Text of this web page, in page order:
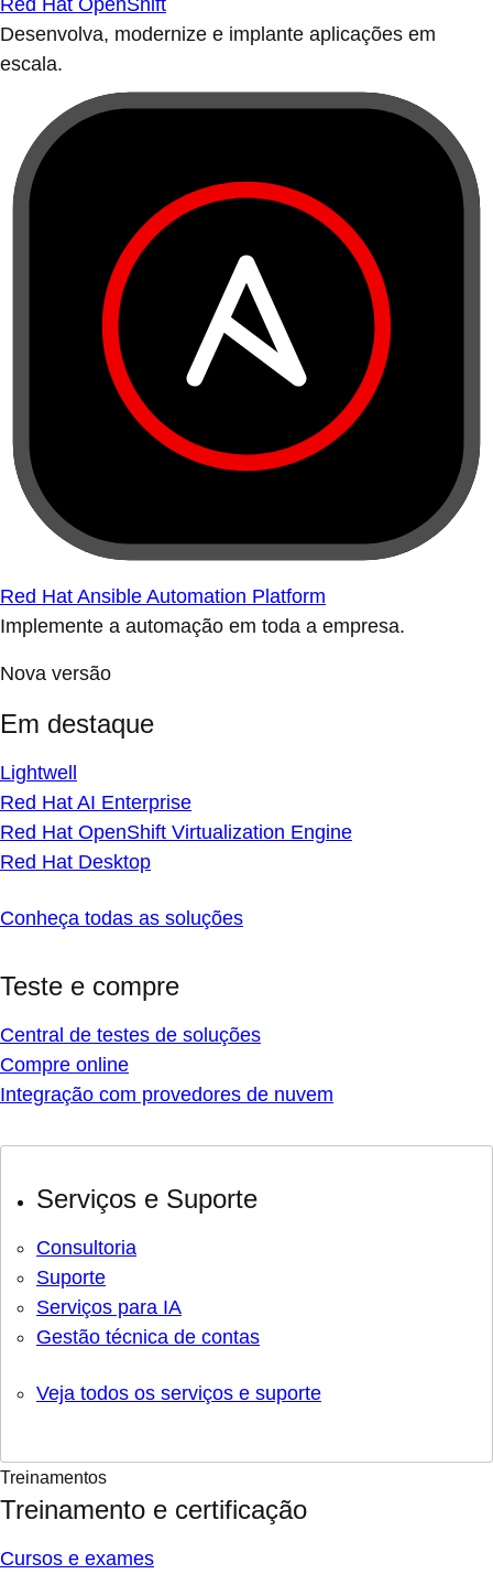
Red Hat OpenShift
Desenvolva, modernize e implante aplicações em
escala.
Red Hat Ansible Automation Platform
Implemente a automação em toda a empresa.
Nova versão
Em destaque
Lightwell
Red Hat AI Enterprise
Red Hat OpenShift Virtualization Engine
Red Hat Desktop
Conheça todas as soluções
Teste e compre
Central de testes de soluções
Compre online
Integração com provedores de nuvem
Serviços e Suporte
Consultoria
Suporte
Serviços para IA
Gestão técnica de contas
Veja todos os serviços e suporte
Treinamentos
Treinamento e certificação
Cursos e exames